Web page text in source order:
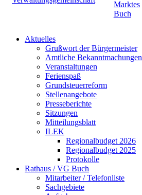
Aktuelles
Grußwort der Bürgermeister
Amtliche Bekanntmachungen
Veranstaltungen
Ferienspaß
Grundsteuerreform
Stellenangebote
Presseberichte
Sitzungen
Mitteilungsblatt
ILEK
Regionalbudget 2026
Regionalbudget 2025
Protokolle
Rathaus / VG Buch
Mitarbeiter / Telefonliste
Sachgebiete